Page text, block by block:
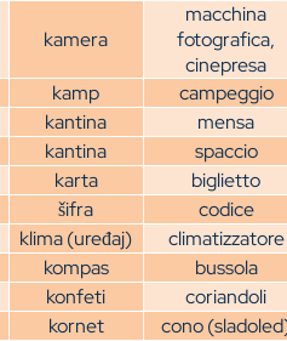
kamera
macchina
fotografica,
cinepresa
kamp
campeggio
kantina
mensa
kantina
spaccio
karta
biglietto
šifra
codice
klima (uređaj)
climatizzatore
kompas
bussola
konfeti
coriandoli
kornet
cono